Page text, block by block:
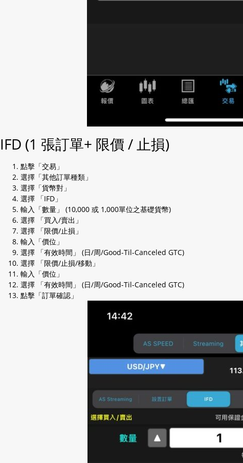
IFD (1 張訂單+ 限價 / 止損)
點擊「交易」
選擇「其他訂單種類」
選擇「貨幣對」
選擇 「IFD」
輸入「數量」 (10,000 或 1,000單位之基礎貨幣)
選擇 「買入/賣出」
選擇 「限價/止損」
輸入「價位」
選擇 「有效時間」 (日/周/Good-Til-Canceled GTC)
選擇 「限價/止損/移動」
輸入「價位」
選擇 「有效時間」 (日/周/Good-Til-Canceled GTC)
點擊「訂單確認」